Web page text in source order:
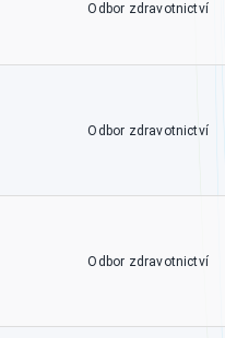
Odbor zdravotnictví
Odbor zdravotnictví
Odbor zdravotnictví